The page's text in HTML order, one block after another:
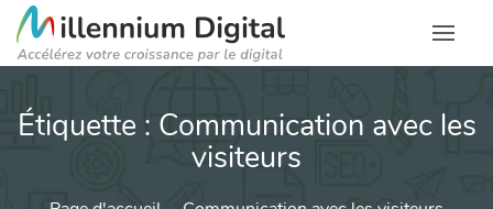
Étiquette : Communication avec les
visiteurs